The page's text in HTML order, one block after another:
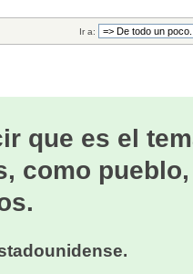
horas, minutos);
Ir a:
que es el
como pueblo,